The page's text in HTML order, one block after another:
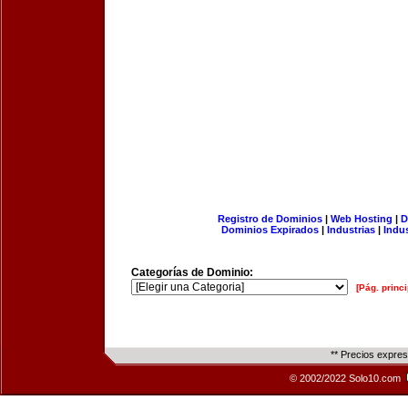
Registro de Dominios| Web Hosting |
Dominios Expirados | Industrias |
Categorías de Dominio:
[Pág.
** Precios
© 2002/2022 Solo10.com